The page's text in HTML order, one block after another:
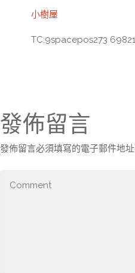
小樹屋
TC:9spacepos273
發佈留言
發佈留言必須填寫的電子郵件地址